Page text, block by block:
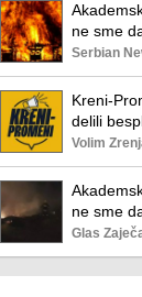
ne sme
plen,
Serbian
Kreni-
delili
zbog
promeni
Volim
ne sme
plen,
Glas